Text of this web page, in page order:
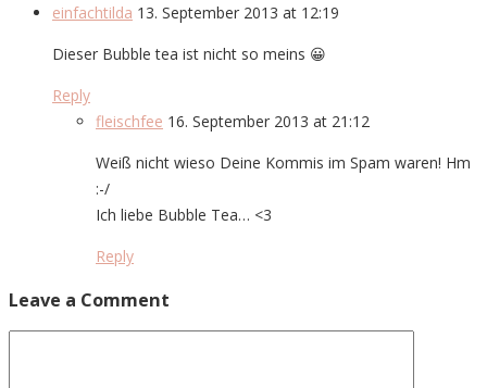
einfachtilda 13. September 2013 at 12:19
Dieser Bubble tea ist nicht so meins 😀
Reply
fleischfee 16. September 2013 at 21:12
Weiß nicht wieso Deine Kommis im Spam waren! Hm
:-/
Ich liebe Bubble Tea… <3
Reply
Leave a Comment